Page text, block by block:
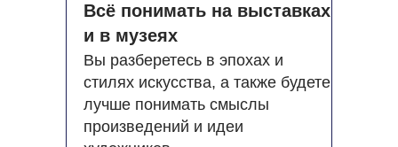
Всё понимать на выставках
и в музеях
Вы разберетесь в эпохах и
стилях искусства, а также будете
лучше понимать смыслы
произведений и идеи